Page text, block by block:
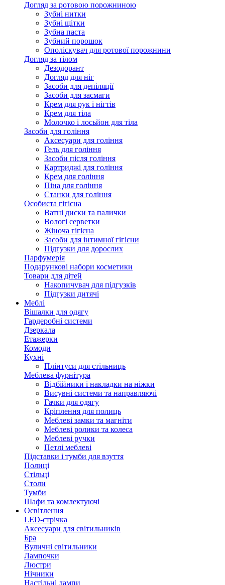
Догляд за ротовою порожниною
Зубні нитки
Зубні щітки
Зубна паста
Зубний порошок
Ополіскувач для ротової порожнини
Догляд за тілом
Дезодорант
Догляд для ніг
Засоби для депіляції
Засоби для засмаги
Крем для рук і нігтів
Крем для тіла
Молочко і лосьйон для тіла
Засоби для гоління
Аксесуари для гоління
Гель для гоління
Засоби після гоління
Картриджі для гоління
Крем для гоління
Піна для гоління
Станки для гоління
Особиста гігієна
Ватні диски та палички
Вологі серветки
Жіноча гігієна
Засоби для інтимної гігієни
Підгузки для дорослих
Парфумерія
Подарункові набори косметики
Товари для дітей
Накопичувач для підгузків
Підгузки дитячі
Меблі
Вішалки для одягу
Гардеробні системи
Дзеркала
Етажерки
Комоди
Кухні
Плінтуси для стільниць
Меблева фурнітура
Відбійники і накладки на ніжки
Висувні системи та направляючі
Гачки для одягу
Кріплення для полиць
Меблеві замки та магніти
Меблеві ролики та колеса
Меблеві ручки
Петлі меблеві
Підставки і тумби для взуття
Полиці
Стільці
Столи
Тумби
Шафи та комлектуючі
Освітлення
LED-стрічка
Аксесуари для світильників
Бра
Вуличні світильники
Лампочки
Люстри
Нічники
Настільні лампи